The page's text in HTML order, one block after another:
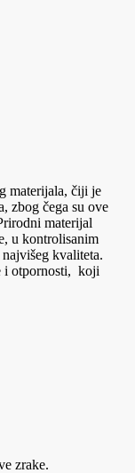
materijala, čiji je
zbog čega su ove
materijal
u kontrolisanim
kvaliteta.
i otpornosti, koji
zrake.